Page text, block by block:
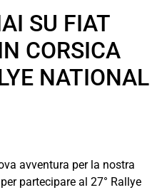
SU FIAT
CORSICA
NATIONAL
avventura per la nostra
partecipare al 27° Rallye